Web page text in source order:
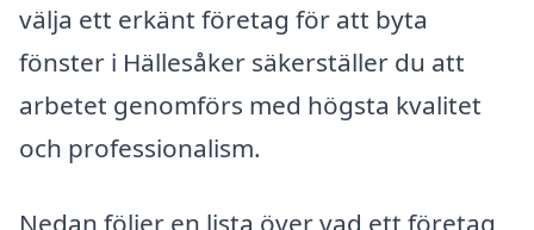
välja ett erkänt företag för att byta
fönster i Hällesåker säkerställer du att
arbetet genomförs med högsta kvalitet
och professionalism.